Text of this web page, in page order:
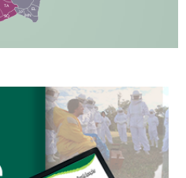
EL
JP
TA
SQ MN